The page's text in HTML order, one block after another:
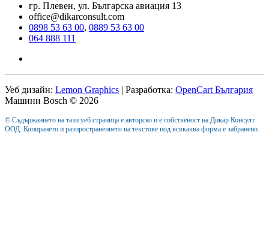
гр. Плевен, ул. Българска авиация 13
office@dikarconsult.com
0898 53 63 00, 0889 53 63 00
064 888 111
Уеб дизайн: Lemon Graphics | Разработка: OpenCart България
Машини Bosch © 2026
© Съдържанието на тази уеб страница е авторско и е собственост на Дикар Консулт
ООД. Копирането и разпространението на текстове под всякаква форма е забранено.